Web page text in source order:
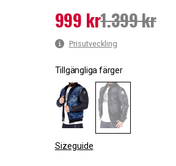
Nuvarande pris:999 kr
999 kr1.399 kr
Prisutveckling
Tillgängliga färger
Sizeguide